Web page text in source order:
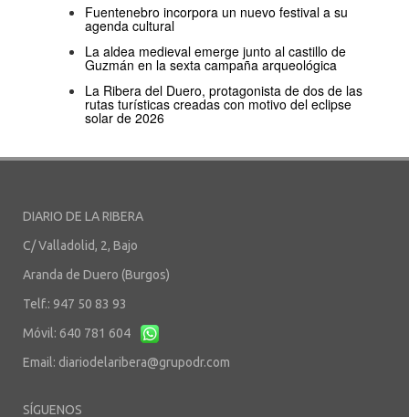
Fuentenebro incorpora un nuevo festival a su
agenda cultural
La aldea medieval emerge junto al castillo de
Guzmán en la sexta campaña arqueológica
La Ribera del Duero, protagonista de dos de las
rutas turísticas creadas con motivo del eclipse
solar de 2026
DIARIO DE LA RIBERA
C/ Valladolid, 2, Bajo
Aranda de Duero (Burgos)
Telf.: 947 50 83 93
Móvil: 640 781 604
Email: diariodelaribera@grupodr.com
SÍGUENOS